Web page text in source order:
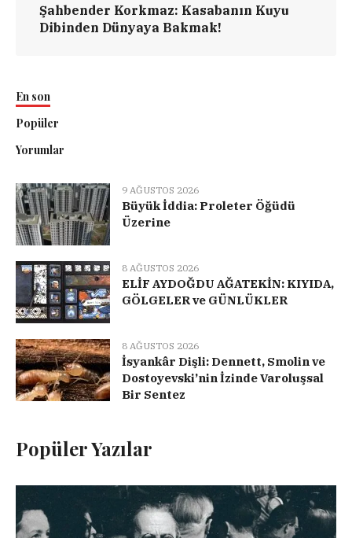
Şahbender Korkmaz: Kasabanın Kuyu
Dibinden Dünyaya Bakmak!
En son
Popüler
Yorumlar
9 AĞUSTOS 2026
Büyük İddia: Proleter Öğüdü
Üzerine
8 AĞUSTOS 2026
ELİF AYDOĞDU AĞATEKİN: KIYIDA,
GÖLGELER ve GÜNLÜKLER
8 AĞUSTOS 2026
İsyankâr Dişli: Dennett, Smolin ve
Dostoyevski’nin İzinde Varoluşsal
Bir Sentez
Popüler Yazılar